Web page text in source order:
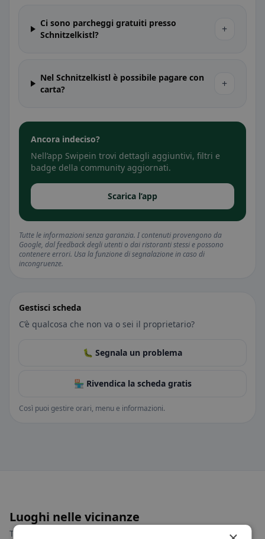
Ci sono parcheggi gratuiti presso
Schnitzelkistl?
+
Nel Schnitzelkistl è possibile pagare con
carta?
+
Ancora indeciso?
Nell’app Swipein trovi dettagli aggiuntivi, filtri e
badge della community aggiornati.
Scarica l’app
Tutte le informazioni senza garanzia. I contenuti provengono da
Google, dal feedback degli utenti o dai ristoranti stessi e possono
contenere errori. Usa la funzione di segnalazione in caso di
incongruenze.
Gestisci scheda
C’è qualcosa che non va o sei il proprietario?
🐛 Segnala un problema
🏪 Rivendica la scheda gratis
Così puoi gestire orari, menu e informazioni.
Luoghi nelle vicinanze
Trova il luogo giusto per la tua ricerca di ristoranti.